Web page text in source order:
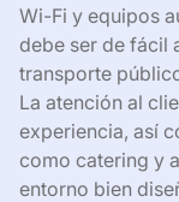
Wi-Fi y equipos
debe ser de fácil
transporte
La atención al
experiencia, así
como catering y
entorno bien